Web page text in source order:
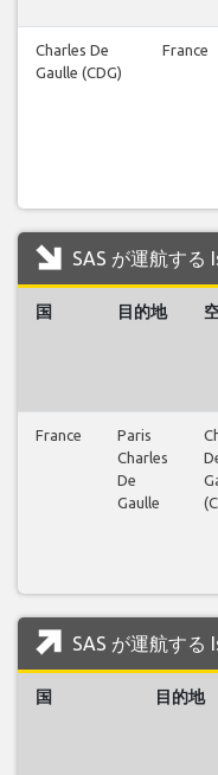
Charles De
Gaulle (CDG)
France
SAS が運航する
国 目的地
France
Paris
Charles
De
Gaulle
SAS が運航する
国 目的地